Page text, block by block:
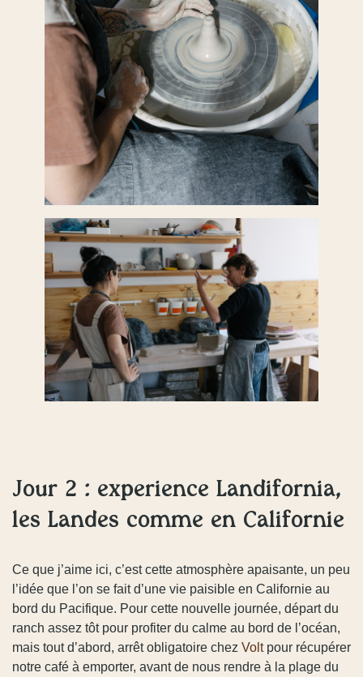
Jour 2 : expérience Landifornia,
les Landes comme en Californie
Ce que j’aime ici, c’est cette atmosphère apaisante, un peu
l’idée que l’on se fait d’une vie paisible en Californie au
bord du Pacifique. Pour cette nouvelle journée, départ du
ranch assez tôt pour profiter du calme au bord de l’océan,
mais tout d’abord, arrêt obligatoire chez Voltpour récupérer
notre café à emporter, avant de nous rendre à la plage du